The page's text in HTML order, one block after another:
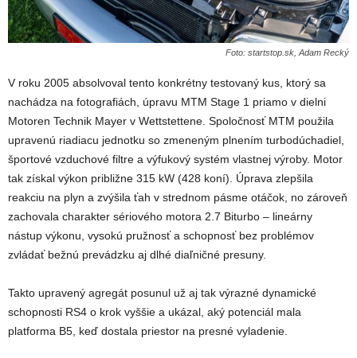
Foto: startstop.sk, Adam Recký
V roku 2005 absolvoval tento konkrétny testovaný kus, ktorý sa
nachádza na fotografiách, úpravu MTM Stage 1 priamo v dielni
Motoren Technik Mayer v Wettstettene. Spoločnosť MTM použila
upravenú riadiacu jednotku so zmeneným plnením turbodúchadiel,
športové vzduchové filtre a výfukový systém vlastnej výroby. Motor
tak získal výkon približne 315 kW (428 koní). Úprava zlepšila
reakciu na plyn a zvýšila ťah v strednom pásme otáčok, no zároveň
zachovala charakter sériového motora 2.7 Biturbo – lineárny
nástup výkonu, vysokú pružnosť a schopnosť bez problémov
zvládať bežnú prevádzku aj dlhé diaľničné presuny.
Takto upravený agregát posunul už aj tak výrazné dynamické
schopnosti RS4 o krok vyššie a ukázal, aký potenciál mala
platforma B5, keď dostala priestor na presné vyladenie.